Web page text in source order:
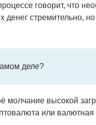
говорит, что
стремительно,
деле?
молчание высокой
или